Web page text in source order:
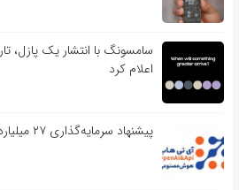
سامسونگ با انتشار یک پازل،
اعلام کرد
پیشنهاد سرمایه‌گذاری ۲۷ میلیارد تومانی در آی‌تی هاب